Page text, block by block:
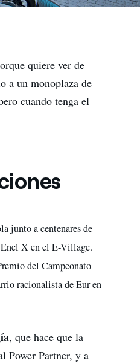
quiere ver de
a un monoplaza de
cuando tenga el
junto a centenares de
X en el E-Village.
del Campeonato
racionalista de Eur en
, que hace que la
Power Partner, y a